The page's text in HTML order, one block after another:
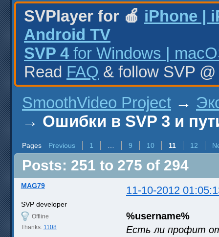
SVPlayer for 🍎 iPhone |
Android TV
SVP 4 for Windows |
Read FAQ & follow SVP
SmoothVideo Project →
→ Ошибки в SVP 3 и
Pages Previous 1 9 10 11 12
Posts: 251 to 275 of 294
MAG79 11-10-2012
SVP developer
Offline
Thanks: 1108
%username%
Есть ли профит от